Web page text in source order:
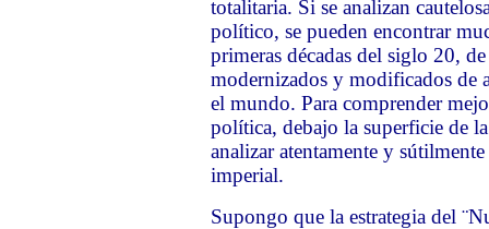
totalitaria. Si se analizan
político, se pueden encontrar
primeras décadas del siglo 20,
modernizados y modificados de
el mundo. Para comprender
política, debajo la superficie de
analizar atentamente y
imperial.
Supongo que la estrategia del